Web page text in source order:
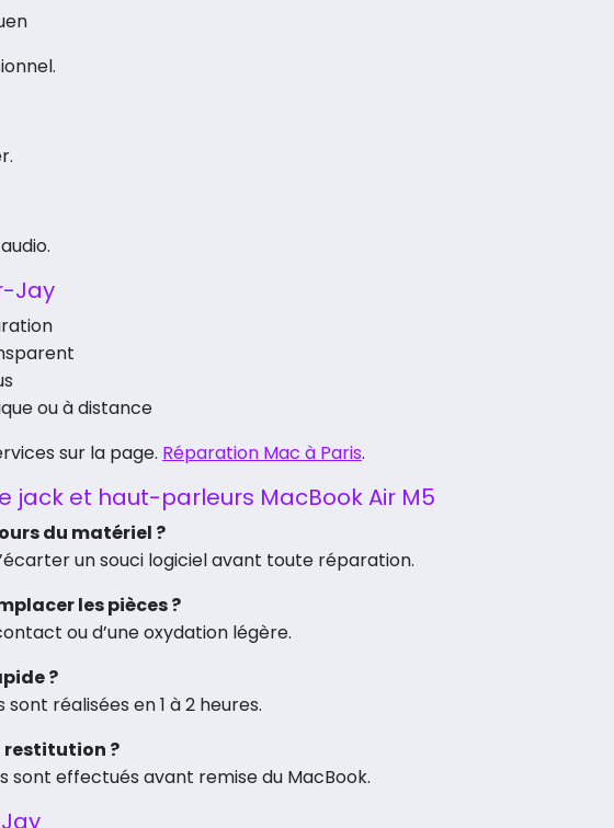
Jay
ou à distance
sur la page. Réparation Mac à Paris.
jack et haut-parleurs MacBook Air M5
du matériel ?
un souci logiciel avant toute réparation.
les pièces ?
ou d’une oxydation légère.
?
réalisées en 1 à 2 heures.
restitution ?
sont effectués avant remise du MacBook.